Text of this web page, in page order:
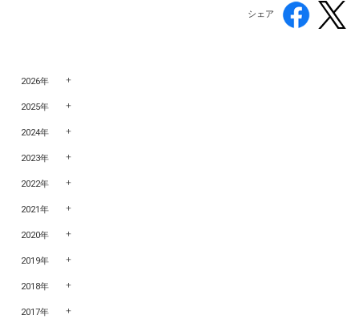
シェア
2026年
2025年
2024年
2023年
2022年
2021年
2020年
2019年
2018年
2017年